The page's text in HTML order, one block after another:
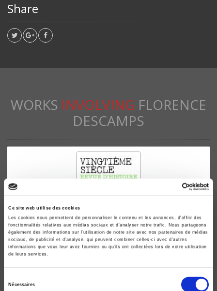
Ce site web utilise des cookies
Les cookies nous permettent de personnaliser le contenu et les annonces, d'offrir des
fonctionnalités relatives aux médias sociaux et d'analyser notre trafic. Nous partageons
également des informations sur l'utilisation de notre site avec nos partenaires de médias
sociaux, de publicité et d'analyse, qui peuvent combiner celles-ci avec d'autres
informations que vous leur avez fournies ou qu'ils ont collectées lors de votre utilisation
de leurs services.
Nécessaires
Share
WORKS INVOLVING FLORENCE
DESCAMPS
Vingtième siècle 138, avril-juin 2018
1983, un tournant libéral ?
Florence Descamps, Laure Quennouëlle-Corre